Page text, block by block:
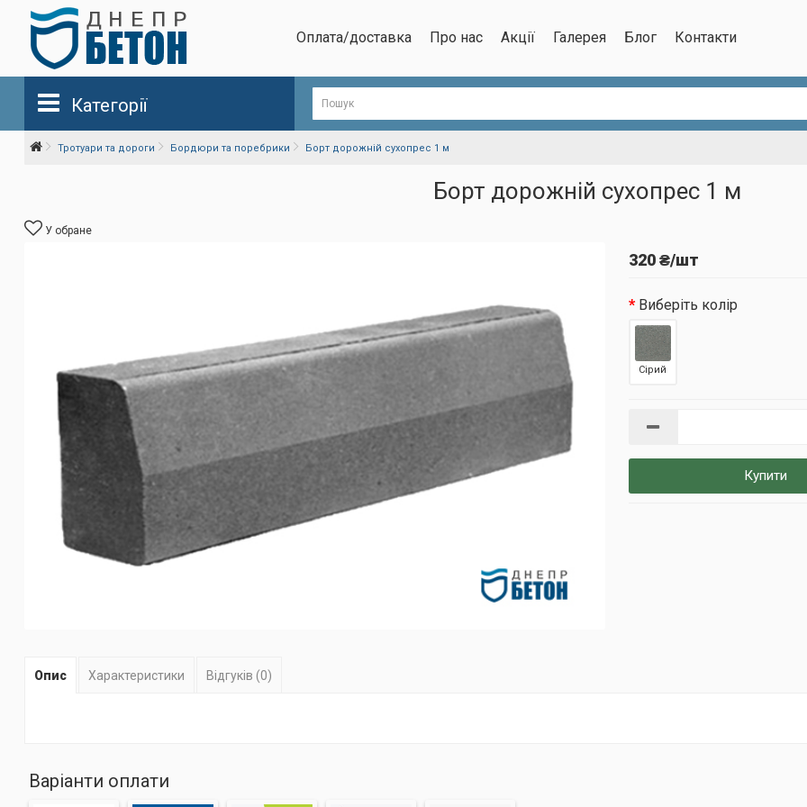
Оплата/доставка Про нас Акції Галерея Блог Контакти
Категорії
Тротуари та дороги Бордюри та поребрики Борт дорожній сухопрес 1 м
Борт дорожній сухопрес 1 м
У обране
320 ₴/шт
Виберіть колір
Сірий
Купити
Опис Характеристики Відгуків (0)
Варіанти оплати